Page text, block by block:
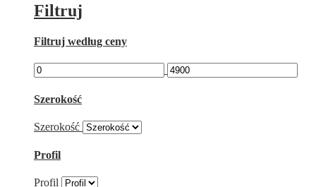
Filtruj
Filtruj według ceny
Szerokość
Szerokość
Profil
Profil